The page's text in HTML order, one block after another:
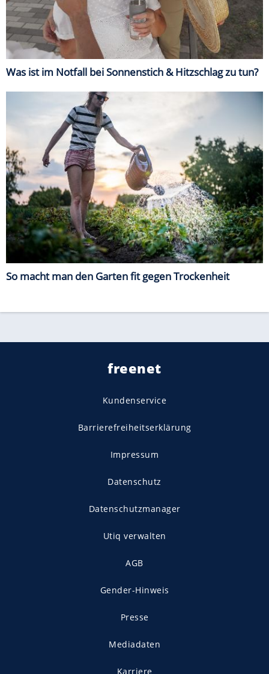
Was ist im Notfall bei Sonnenstich & Hitzschlag zu tun?
So macht man den Garten fit gegen Trockenheit
freenet
Kundenservice
Barrierefreiheitserklärung
Impressum
Datenschutz
Datenschutzmanager
Utiq verwalten
AGB
Gender-Hinweis
Presse
Mediadaten
Karriere